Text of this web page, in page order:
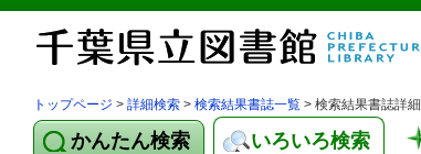
トップページ > 詳細検索 > 検索結果書誌一覧 > 検索結果書誌詳細
かんたん検索 いろいろ検索